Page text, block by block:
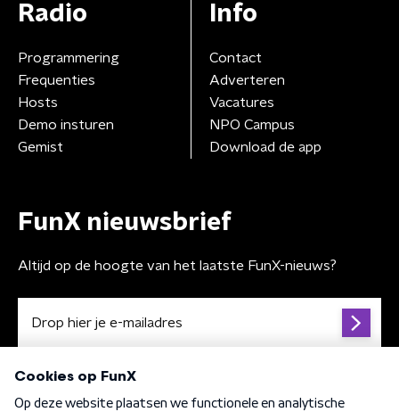
Radio
Programmering
Frequenties
Hosts
Demo insturen
Gemist
Info
Contact
Adverteren
Vacatures
NPO Campus
Download de app
FunX nieuwsbrief
Altijd op de hoogte van het laatste FunX-nieuws?